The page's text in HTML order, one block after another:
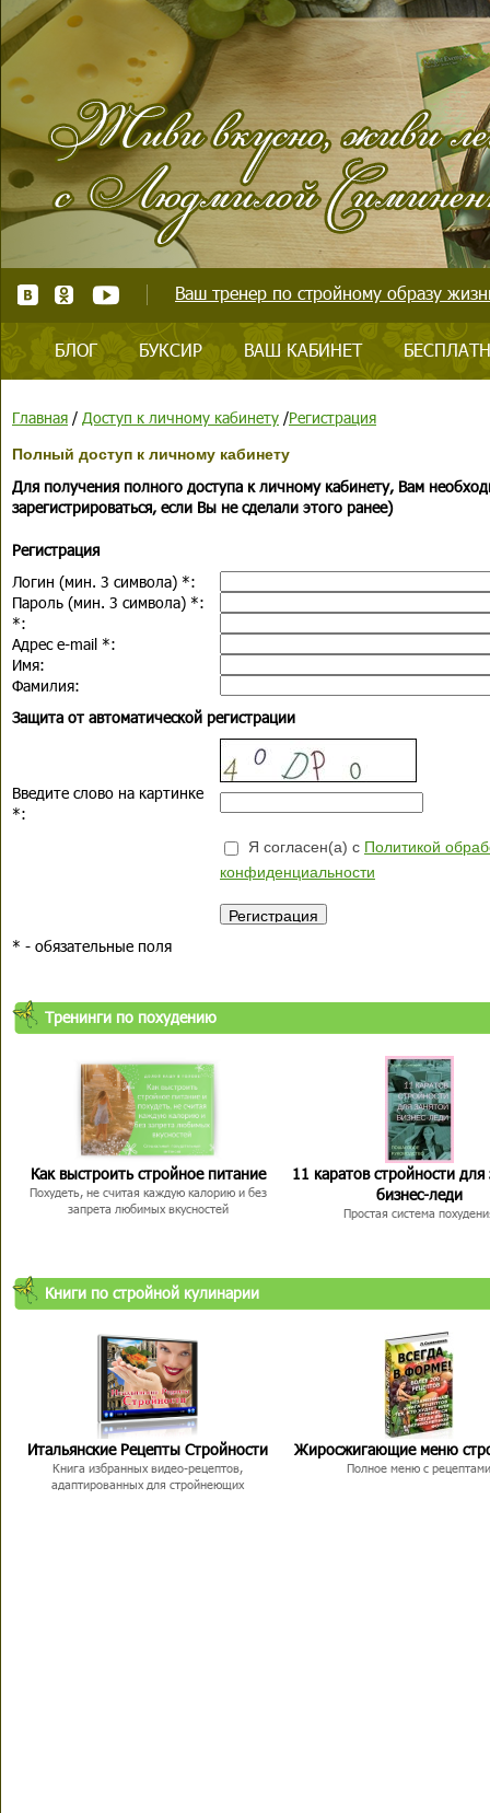
Ваш тренер по стройному образу
БЛОГ БУКСИР ВАШ КАБИНЕТ
Главная / Доступ к личному кабинету /Регистрация
Полный доступ к личному кабинету
Для получения полного доступа к личному кабинету, Вам
зарегистрироваться, если Вы не сделали этого ранее)
Регистрация
Логин (мин. 3 символа) *:
Пароль (мин. 3 символа) *:
*:
Адрес e-mail *:
Имя:
Фамилия:
Защита от автоматической регистрации
Введите слово на картинке
*:
Я согласен(а) с Политикой
конфиденциальности
* - обязательные поля
Тренинги по похудению
Как выстроить стройное питание
Похудеть, не считая каждую калорию и без
запрета любимых вкусностей
11 каратов стройности для
бизнес-леди
Простая система
Книги по стройной кулинарии
Итальянские Рецепты Стройности
Книга избранных видео-рецептов,
адаптированных для стройнеющих
Жиросжигающие меню
Полное меню с рецептами